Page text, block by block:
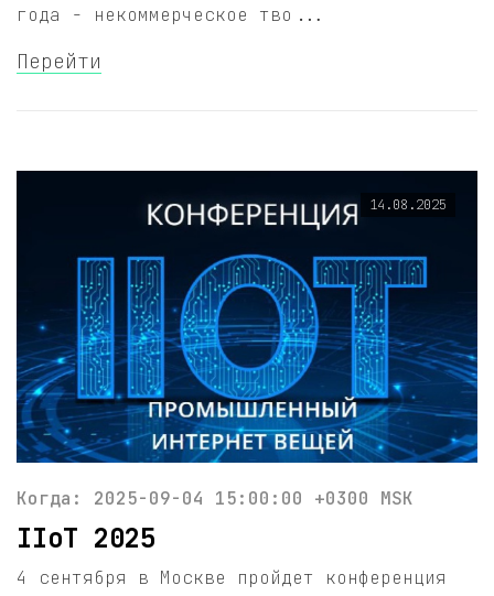
года - некоммерческое тво...
Перейти
14.08.2025
Когда: 2025-09-04 15:00:00 +0300 MSK
IIoT 2025
4 сентября в Москве пройдет конференция